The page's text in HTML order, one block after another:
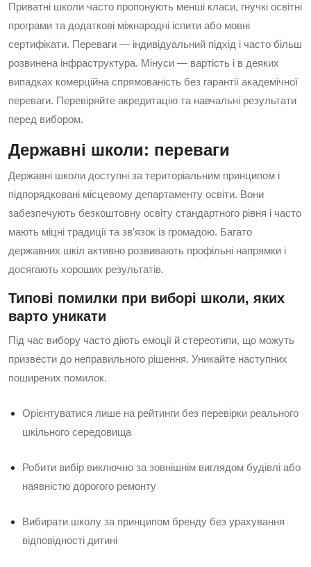
Приватні школи часто пропонують менші класи, гнучкі освітні
програми та додаткові міжнародні іспити або мовні
сертифікати. Переваги — індивідуальний підхід і часто більш
розвинена інфраструктура. Мінуси — вартість і в деяких
випадках комерційна спрямованість без гарантії академічної
переваги. Перевіряйте акредитацію та навчальні результати
перед вибором.
Державні школи: переваги
Державні школи доступні за територіальним принципом і
підпорядковані місцевому департаменту освіти. Вони
забезпечують безкоштовну освіту стандартного рівня і часто
мають міцні традиції та зв'язок із громадою. Багато
державних шкіл активно розвивають профільні напрямки і
досягають хороших результатів.
Типові помилки при виборі школи, яких
варто уникати
Під час вибору часто діють емоції й стереотипи, що можуть
призвести до неправильного рішення. Уникайте наступних
поширених помилок.
Орієнтуватися лише на рейтинги без перевірки реального
шкільного середовища
Робити вибір виключно за зовнішнім виглядом будівлі або
наявністю дорогого ремонту
Вибирати школу за принципом бренду без урахування
відповідності дитині